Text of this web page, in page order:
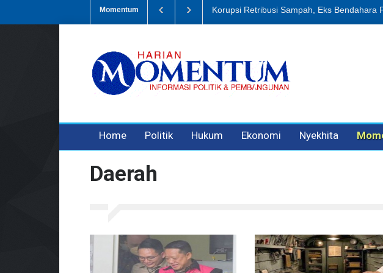
Momentum
Eks Bendahara Pembantu DLH Divonis 5 Tahun Dugaan Penipuan Oleh Oknum Kadis,
Home Politik Hukum Ekonomi Nyekhita
Daerah